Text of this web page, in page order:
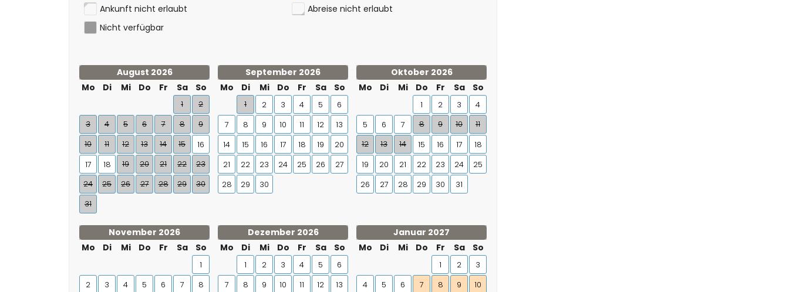
Ankunft nicht erlaubt
Abreise nicht erlaubt
Nicht verfügbar
August 2026
Mo
Di Mi Do Fr Sa So
1
2
3
4 5 6 7 8
9
10
11 12 13 14 15
16
17
18 19 20 21 22
23
24
25 26 27 28 29
30
31
September 2026
Mo
Di Mi Do Fr Sa So
1 2 3 4 5
6
7
8 9 10 11 12
13
14
15 16 17 18 19
20
21
22 23 24 25 26
27
28
29 30
Oktober 2026
Mo
Di Mi Do Fr Sa So
1 2 3
4
5
6 7 8 9 10
11
12
13 14 15 16 17
18
19
20 21 22 23 24
25
26
27 28 29 30 31
November 2026
Mo
Di Mi Do Fr Sa So
1
2
3 4 5 6 7
8
Dezember 2026
Mo
Di Mi Do Fr Sa So
1 2 3 4 5
6
7
8 9 10 11 12
13
Januar 2027
Mo
Di Mi Do Fr Sa So
1 2
3
4
5 6 7 8 9
10